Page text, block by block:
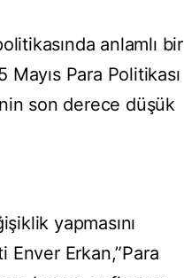
anlamlı bir
Para Politikası
son derece düşük
yapmasını
Enver Erkan,”Para